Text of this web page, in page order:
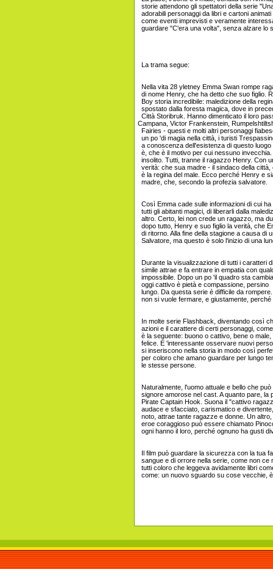
storie attendono gli spettatori della serie
adorabili personaggi da libri e cartoni
come eventi imprevisti e veramente
guardare "C'era una volta", senza alzare lo
La trama segue:
Nella vita 28 yletney Emma Swan rompe
di nome Henry, che ha detto che suo figlio.
Boy storia incredibile: maledizione della
spostato dalla foresta magica, dove in
Città Storibruk. Hanno dimenticato il loro
Campana, Victor Frankenstein,
Fairies - questi e molti altri personaggi
un po 'di magia nella città, i turisti
a conoscenza dell'esistenza di questo
è, che è il motivo per cui nessuno
insolito. Tutti, tranne il ragazzo Henry. Con
verità: che sua madre - il sindaco della
è la regina del male. Ecco perché Henry e
madre, che, secondo la profezia salvatore.
Così Emma cade sulle informazioni di cui
tutti gli abitanti magici, di liberarli dalla
altro. Certo, lei non crede un ragazzo, ma
dopo tutto, Henry e suo figlio la verità, che
di ritorno. Alla fine della stagione a causa di
Salvatore, ma questo è solo l'inizio di una
Durante la visualizzazione di tutti i caratteri
simile attrae e fa entrare in empatia con
impossibile. Dopo un po 'il quadro sta
oggi cattivo è pietà e compassione, persino
lungo. Da questa serie è difficile da
non si vuole fermare, e giustamente,
In molte serie Flashback, diventando così
azioni e il carattere di certi personaggi,
è la seguente: buono o cattivo, bene o
felice. E 'interessante osservare nuovi
si inseriscono nella storia in modo così
per coloro che amano guardare per lungo
le stesse persone.
Naturalmente, l'uomo attuale e bello che
signore amorose nel cast. A quanto pare, la
Pirate Captain Hook. Suona il "cattivo
audace e sfacciato, carismatico e
noto, attrae tante ragazze e donne. Un
eroe coraggioso può essere chiamato
ogni hanno il loro, perché ognuno ha gusti
Il film può guardare la sicurezza con la tua
sangue e di orrore nella serie, come non ce
tutti coloro che leggeva avidamente libri
come: un nuovo sguardo su cose vecchie,